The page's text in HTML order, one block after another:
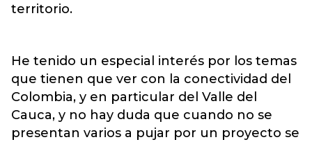
territorio.
He tenido un especial interés por los temas
que tienen que ver con la conectividad del
Colombia, y en particular del Valle del
Cauca, y no hay duda que cuando no se
presentan varios a pujar por un proyecto se